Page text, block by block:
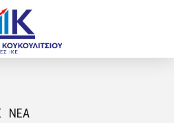
ΝΈΑ